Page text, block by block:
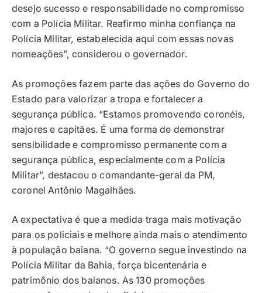
desejo sucesso e responsabilidade no compromisso
com a Polícia Militar. Reafirmo minha confiança na
Polícia Militar, estabelecida aqui com essas novas
nomeações”, considerou o governador.
As promoções fazem parte das ações do Governo do
Estado para valorizar a tropa e fortalecer a
segurança pública. “Estamos promovendo coronéis,
majores e capitães. É uma forma de demonstrar
sensibilidade e compromisso permanente com a
segurança pública, especialmente com a Polícia
Militar”, destacou o comandante-geral da PM,
coronel Antônio Magalhães.
A expectativa é que a medida traga mais motivação
para os policiais e melhore ainda mais o atendimento
à população baiana. “O governo segue investindo na
Polícia Militar da Bahia, força bicentenária e
patrimônio dos baianos. As 130 promoções